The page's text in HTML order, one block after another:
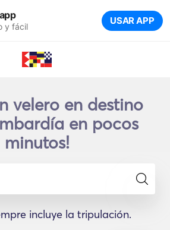
y fácil USAR APP
velero en destino
en pocos
minutos!
incluye la tripulación.